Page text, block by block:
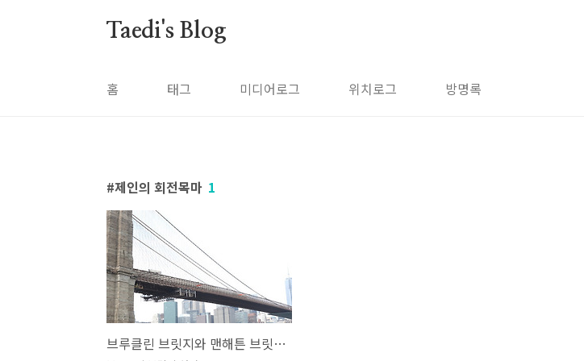
Taedi's Blog
홈 태그 미디어로그 위치로그 방명록
제인의 회전목마 1
브루클린 브릿지와 맨해튼 브릿지 주변